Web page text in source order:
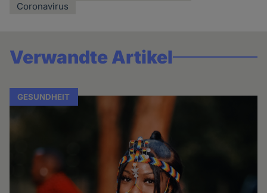
Coronavirus
Verwandte Artikel
GESUNDHEIT